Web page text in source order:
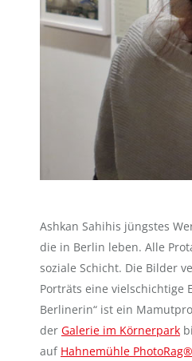
Ashkan Sahihis jüngstes
die in Berlin leben. Alle
soziale Schicht. Die Bilder
Porträts eine vielschichtige
Berlinerin“ ist ein
der Galerie im Körnerpark
auf Hahnemühle